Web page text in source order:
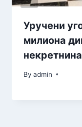
Уручени
милиона
By admin